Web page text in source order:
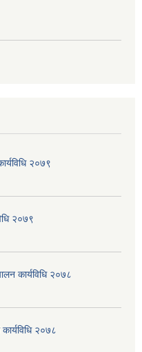
२०७९
२०७९
कार्यविधि २०७८
२०७८